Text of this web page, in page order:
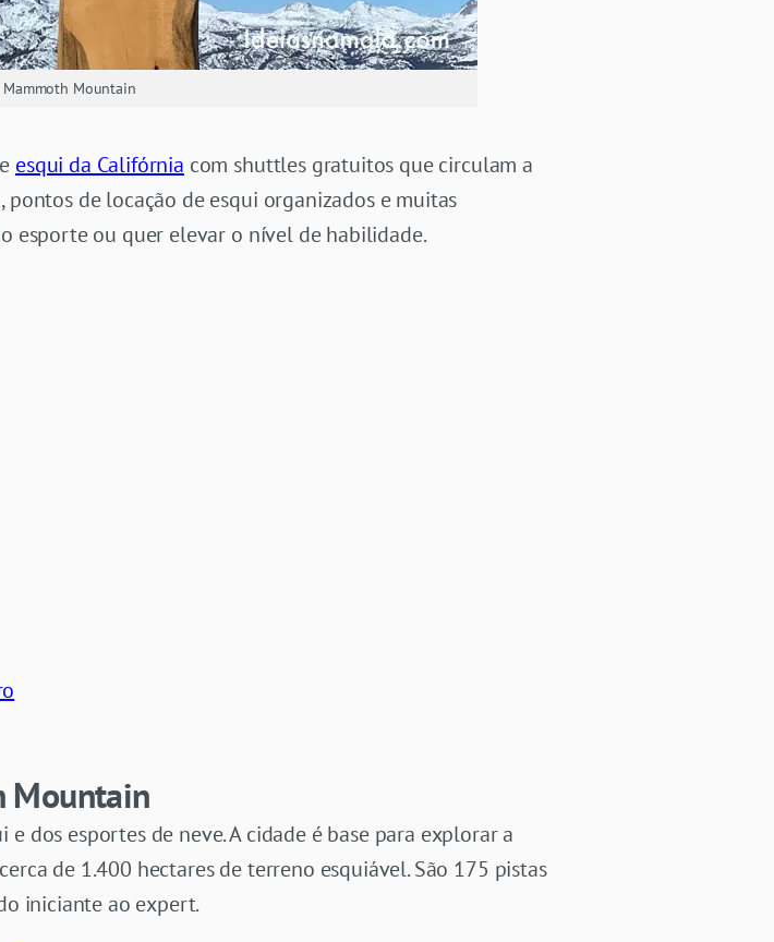
Mammoth Mountain
esqui da Califórnia com shuttles gratuitos que circulam a
de locação de esqui organizados e muitas
esporte ou quer elevar o nível de habilidade.
Mountain
dos esportes de neve. A cidade é base para explorar a
de 1.400 hectares de terreno esquiável. São 175 pistas
iniciante ao expert.